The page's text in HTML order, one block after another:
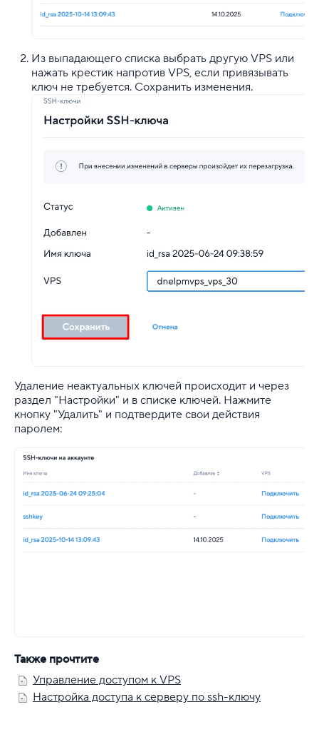
Из выпадающего списка выбрать другую VPS или
нажать крестик напротив VPS, если привязывать
ключ не требуется. Сохранить изменения.
Удаление неактуальных ключей происходит и через
раздел "Настройки" и в списке ключей. Нажмите
кнопку "Удалить" и подтвердите свои действия
паролем:
Также прочтите
Управление доступом к VPS
Настройка доступа к серверу по ssh-ключу